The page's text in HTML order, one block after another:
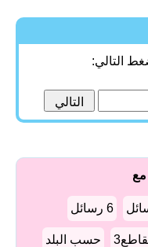
التالي:
مع
6 رسائل
حسب البلد